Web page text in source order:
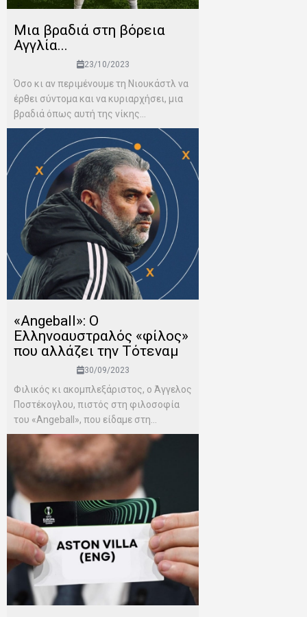
Μια βραδιά στη βόρεια
Αγγλία...
23/10/2023
Όσο κι αν περιμένουμε τη Νιουκάστλ να
έρθει σύντομα και να κυριαρχήσει, μια
βραδιά όπως αυτή της νίκης...
«Angeball»: Ο
Ελληνοαυστραλός «φίλος»
που αλλάζει την Τότεναμ
30/09/2023
Φιλικός κι ακομπλεξάριστος, ο Άγγελος
Ποστέκογλου, πιστός στη φιλοσοφία
του «Angeball», που είδαμε στη...